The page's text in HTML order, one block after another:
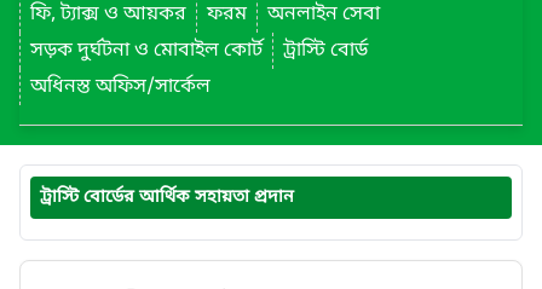
ফি, ট্যাক্স ও আয়কর
ফরম
অনলাইন সেবা
সড়ক দুর্ঘটনা ও মোবাইল কোর্ট
ট্রাস্টি বোর্ড
অধিনস্ত অফিস/সার্কেল
ট্রাস্টি বোর্ডের আর্থিক সহায়তা প্রদান